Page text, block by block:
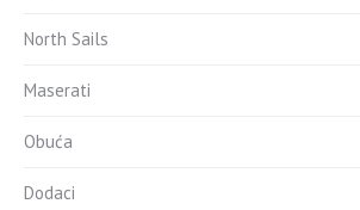
North Sails
Maserati
Obuća
Dodaci